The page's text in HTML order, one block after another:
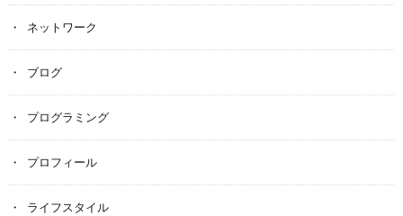
ネットワーク
ブログ
プログラミング
プロフィール
ライフスタイル